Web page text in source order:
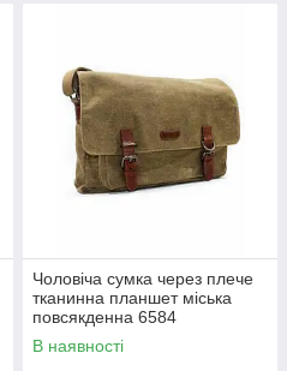
Чоловіча сумка через плече
тканинна планшет міська
повсякденна 6584
В наявності